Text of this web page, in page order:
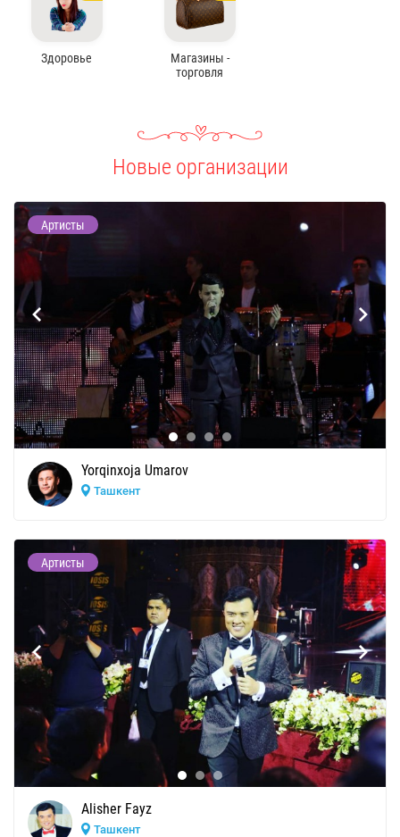
Здоровье
Магазины -
торговля
Новые организации
Артисты
Yorqinxoja Umarov
Ташкент
Артисты
Alisher Fayz
Ташкент